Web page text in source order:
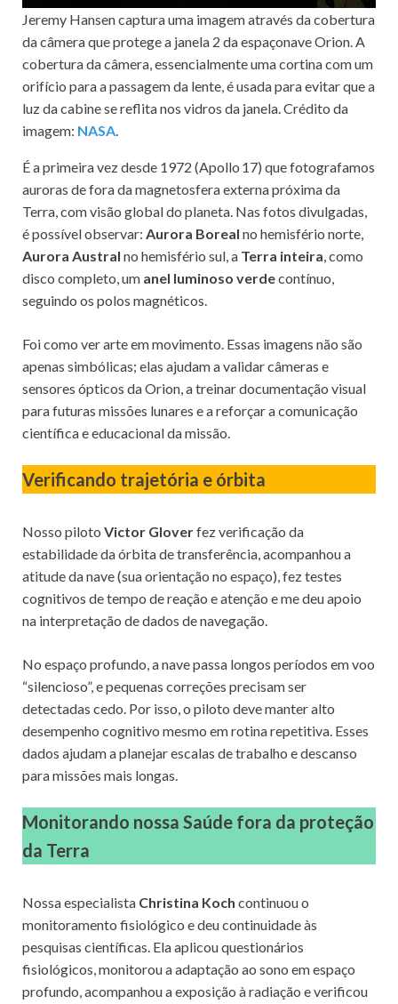
Jeremy Hansen captura uma imagem através da cobertura
da câmera que protege a janela 2 da espaçonave Orion. A
cobertura da câmera, essencialmente uma cortina com um
orifício para a passagem da lente, é usada para evitar que a
luz da cabine se reflita nos vidros da janela. Crédito da
imagem: NASA.
É a primeira vez desde 1972 (Apollo 17) que fotografamos
auroras de fora da magnetosfera externa próxima da
Terra, com visão global do planeta. Nas fotos divulgadas,
é possível observar: Aurora Boreal no hemisfério norte,
Aurora Austral no hemisfério sul, a Terra inteira, como
disco completo, um anel luminoso verdecontínuo,
seguindo os polos magnéticos.
Foi como ver arte em movimento. Essas imagens não são
apenas simbólicas; elas ajudam a validar câmeras e
sensores ópticos da Orion, a treinar documentação visual
para futuras missões lunares e a reforçar a comunicação
científica e educacional da missão.
Verificando trajetória e órbita
Nosso piloto Victor Gloverfez verificação da
estabilidade da órbita de transferência, acompanhou a
atitude da nave (sua orientação no espaço), fez testes
cognitivos de tempo de reação e atenção e me deu apoio
na interpretação de dados de navegação.
No espaço profundo, a nave passa longos períodos em voo
“silencioso”, e pequenas correções precisam ser
detectadas cedo. Por isso, o piloto deve manter alto
desempenho cognitivo mesmo em rotina repetitiva. Esses
dados ajudam a planejar escalas de trabalho e descanso
para missões mais longas.
Monitorando nossa Saúde fora da proteção
da Terra
Nossa especialista Christina Koch continuou o
monitoramento fisiológico e deu continuidade às
pesquisas científicas. Ela aplicou questionários
fisiológicos, monitorou a adaptação ao sono em espaço
profundo, acompanhou a exposição à radiação e verificou